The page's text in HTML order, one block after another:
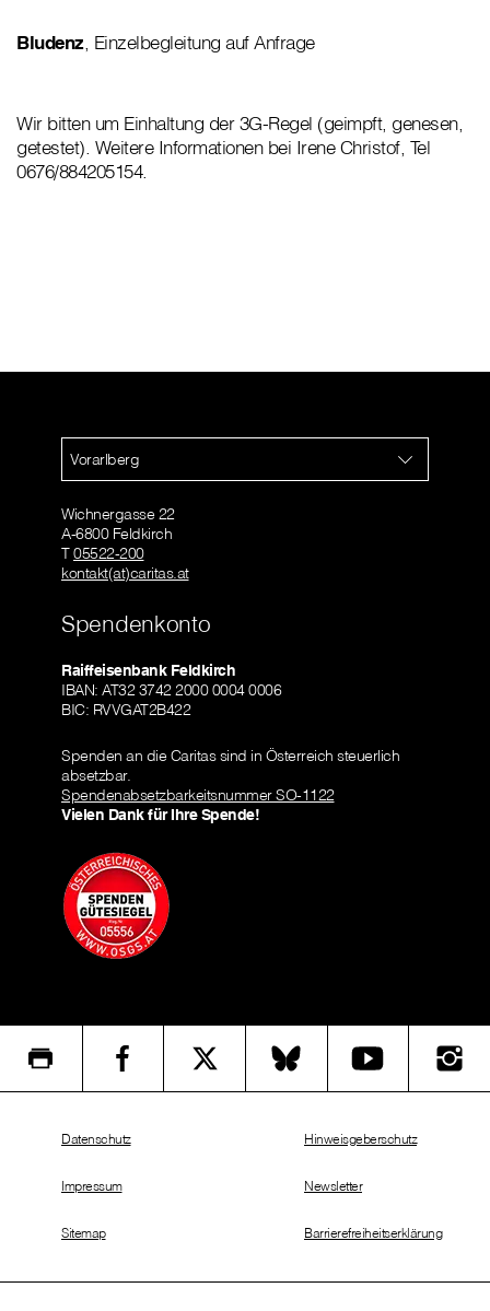
Bludenz, Einzelbegleitung auf Anfrage
Wir bitten um Einhaltung der 3G-Regel (geimpft, genesen,
getestet). Weitere Informationen bei Irene Christof, Tel
0676/884205154.
Vorarlberg
Wichnergasse 22
A-6800 Feldkirch
T05522-200
kontakt(at)caritas.at
Spendenkonto
Raiffeisenbank Feldkirch
IBAN: AT32 3742 2000 0004 0006
BIC: RVVGAT2B422
Spenden an die Caritas sind in Österreich steuerlich
absetzbar.
Spendenabsetzbarkeitsnummer SO-1122
Vielen Dank für Ihre Spende!
Datenschutz
Impressum
Sitemap
Hinweisgeberschutz
Newsletter
Barrierefreiheitserklärung